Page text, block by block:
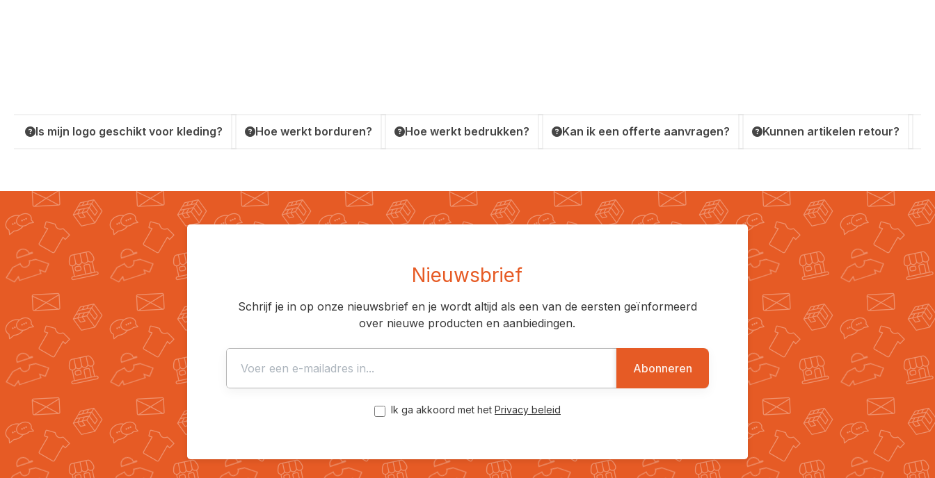
Is mijn logo geschikt voor kleding? Hoe werkt borduren? Hoe werkt bedrukken? Kan ik een offerte aanvragen? Kunnen artikelen retour?
Nieuwsbrief
Schrijf je in op onze nieuwsbrief en je wordt altijd als een van de eersten geïnformeerd
over nieuwe producten en aanbiedingen.
Abonneren
Ik ga akkoord met het Privacy beleid